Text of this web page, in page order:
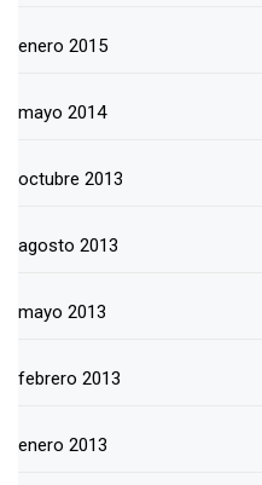
enero 2015
mayo 2014
octubre 2013
agosto 2013
mayo 2013
febrero 2013
enero 2013